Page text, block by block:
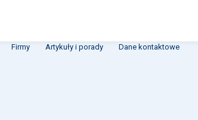
Firmy Artykuły i porady Dane kontaktowe